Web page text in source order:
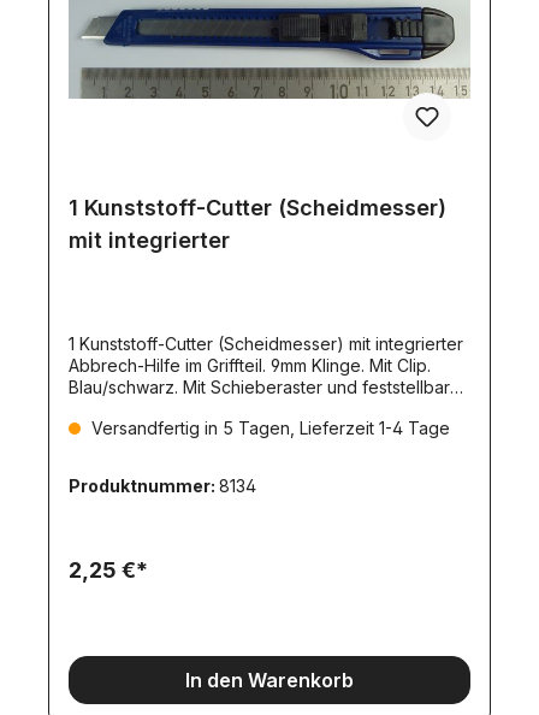
1 Kunststoff-Cutter (Scheidmesser)
mit integrierter
1 Kunststoff-Cutter (Scheidmesser) mit integrierter
Abbrech-Hilfe im Griffteil. 9mm Klinge. Mit Clip.
Blau/schwarz. Mit Schieberaster und feststellbarer
135x20x15mmNicht für Kinder unter 12 Jahren
Versandfertig in 5 Tagen, Lieferzeit 1-4 Tage
Produktnummer: 8134
2,25 €*
In den Warenkorb